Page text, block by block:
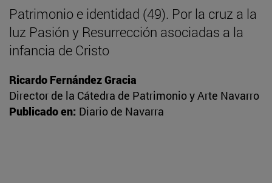
Patrimonio e identidad (49). Por la cruz a la
luz Pasión y Resurrección asociadas a la
infancia de Cristo
Ricardo Fernández Gracia
Director de la Cátedra de Patrimonio y Arte Navarro
Publicado en: Diario de Navarra